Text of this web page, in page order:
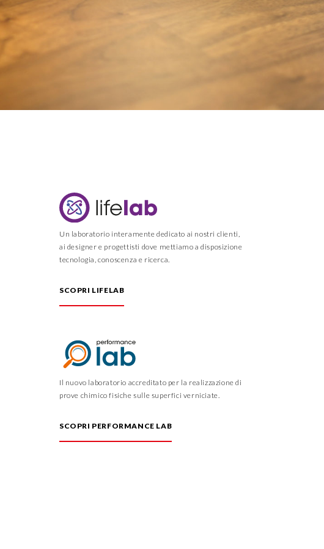
Un laboratorio interamente dedicato ai nostri clienti,
ai designer e progettisti dove mettiamo a disposizione
tecnologia, conoscenza e ricerca.
SCOPRI LIFELAB
Il nuovo laboratorio accreditato per la realizzazione di
prove chimico fisiche sulle superfici verniciate.
SCOPRI PERFORMANCE LAB